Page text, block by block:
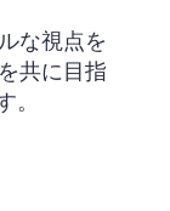
な視点を
共に目指